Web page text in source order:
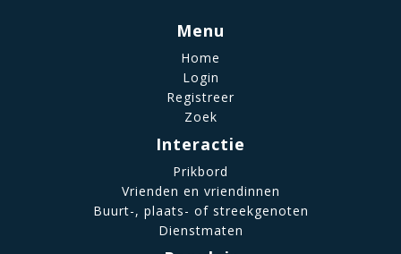
Menu
Home
Login
Registreer
Zoek
Interactie
Prikbord
Vrienden en vriendinnen
Buurt-, plaats- of streekgenoten
Dienstmaten